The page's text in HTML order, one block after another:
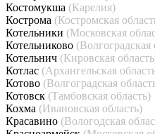
Костомукша (Карелия)
Кострома (Костромская
Котельники (Московская
Котельниково (Волгоградская
Котельнич (Кировская
Котлас (Архангельская
Котово (Волгоградская
Котовск (Тамбовская область)
Кохма (Ивановская область)
Красавино (Вологодская